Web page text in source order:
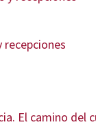
recepciones